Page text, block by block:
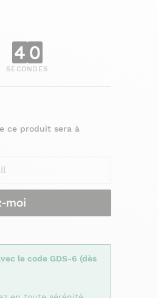
3 9
SECONDES
ce produit sera à
moi
le code GDS-6 (dès